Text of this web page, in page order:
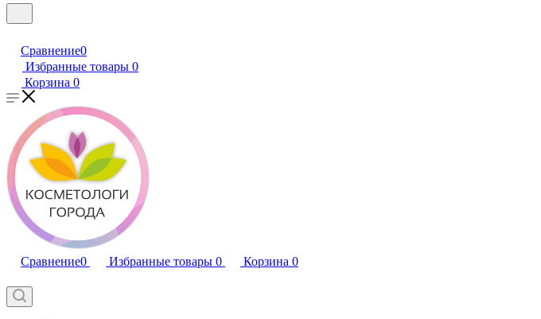
Сравнение0
Избранные товары 0
Корзина 0
Сравнение0 Избранные товары 0 Корзина 0